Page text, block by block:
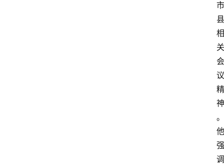
市
县
相
关
会
议
精
神
。
他
强
调